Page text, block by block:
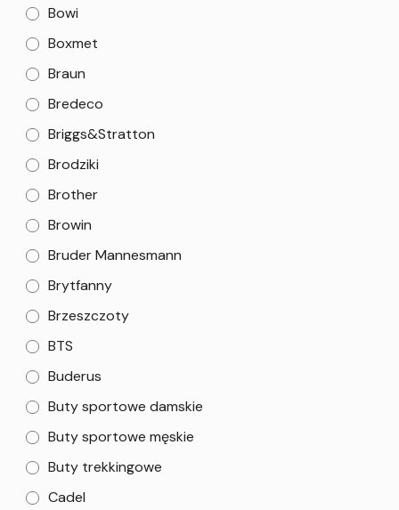
Bowi
Boxmet
Braun
Bredeco
Briggs&Stratton
Brodziki
Brother
Browin
Bruder Mannesmann
Brytfanny
Brzeszczoty
BTS
Buderus
Buty sportowe damskie
Buty sportowe męskie
Buty trekkingowe
Cadel